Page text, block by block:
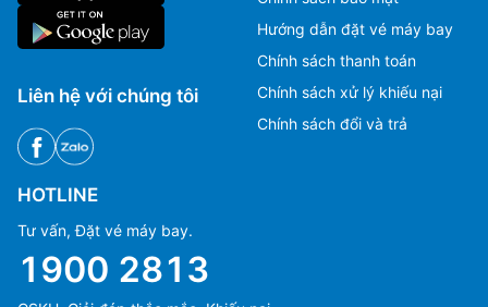
Liên hệ với chúng tôi
Hướng dẫn đặt vé máy bay
Chính sách thanh toán
Chính sách xử lý khiếu nại
Chính sách đổi và trả
HOTLINE
Tư vấn, Đặt vé máy bay.
1900 2813